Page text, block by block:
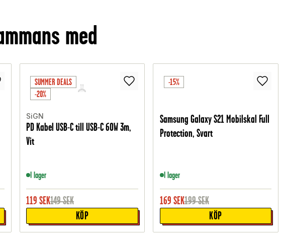
med
SUMMER DEALS
-20%
SiGN
PD Kabel USB-C till USB-C 60W 3m,
Vit
I lager
119 SEK149SEK
KÖP
-15%
Samsung Galaxy S21 Mobilskal Full
Protection, Svart
I lager
169 SEK199SEK
KÖP